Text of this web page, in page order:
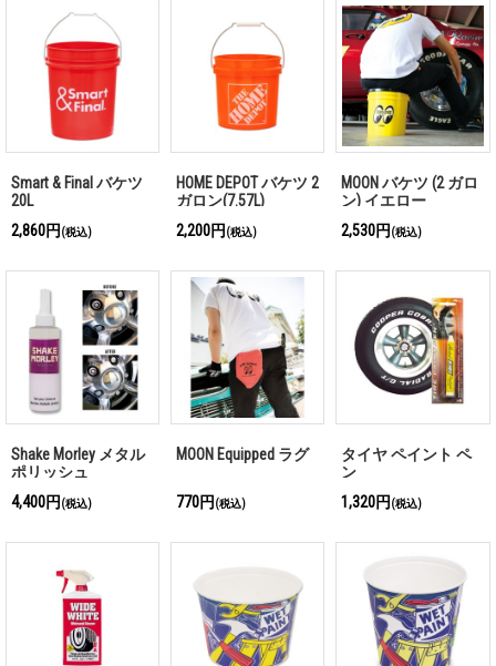
Smart & Final バケツ
20L
2,860円 (税込)
HOME DEPOT バケツ 2
ガロン(7.57L)
2,200円 (税込)
MOON バケツ (2 ガロ
ン) イエロー
2,530円 (税込)
Shake Morley メタル
ポリッシュ
4,400円 (税込)
MOON Equipped ラグ
770円 (税込)
タイヤ ペイント ペ
ン
1,320円 (税込)